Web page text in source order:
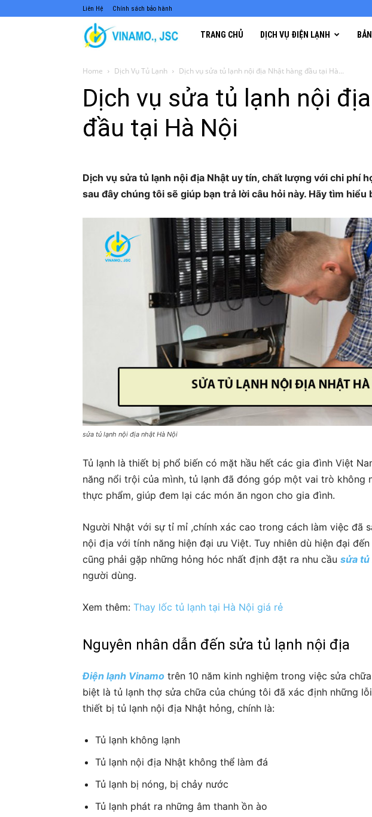
Liên Hệ Chính sách bảo hành
Điện
Lạnh
VINAMO
Sửa
lắp
đặt
điện
lạnh
tại
nhà
ở
Hà
Nội
TRANG CHỦ DỊCH VỤ ĐIỆN LẠNH
Home Dịch Vụ Tủ Lạnh Dịch vụ sửa tủ lạnh nội địa Nhật hàng đầu tại Hà...
Dịch vụ sửa tủ lạnh nội
đầu tại Hà Nội
Dịch vụ sửa tủ lạnh nội địa Nhật uy tín, chất lượng với chi phí
sau đây chúng tôi sẽ giúp bạn trả lời câu hỏi này. Hãy tìm hiểu
sửa tủ lạnh nội địa nhật Hà Nội
Tủ lạnh là thiết bị phổ biến có mặt hầu hết các gia đình Việt
năng nổi trội của mình, tủ lạnh đã đóng góp một vai trò không
thực phẩm, giúp đem lại các món ăn ngon cho gia đình.
Người Nhật với sự tỉ mỉ ,chính xác cao trong cách làm việc đã
nội địa với tính năng hiện đại ưu Việt. Tuy nhiên dù hiện đại
cũng phải gặp những hỏng hóc nhất định đặt ra nhu cầu sửa tủ
người dùng.
Xem thêm: Thay lốc tủ lạnh tại Hà Nội giá rẻ
Nguyên nhân dẫn đến sửa tủ lạnh nội địa
Điện lạnh Vinamo trên 10 năm kinh nghiệm trong việc sửa
biệt là tủ lạnh thợ sửa chữa của chúng tôi đã xác định những
thiết bị tủ lạnh nội địa Nhật hỏng, chính là:
Tủ lạnh không lạnh
Tủ lạnh nội địa Nhật không thể làm đá
Tủ lạnh bị nóng, bị chảy nước
Tủ lạnh phát ra những âm thanh ồn ào